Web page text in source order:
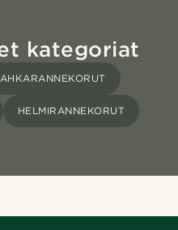
kategoriat
HELMIRANNEKORUT